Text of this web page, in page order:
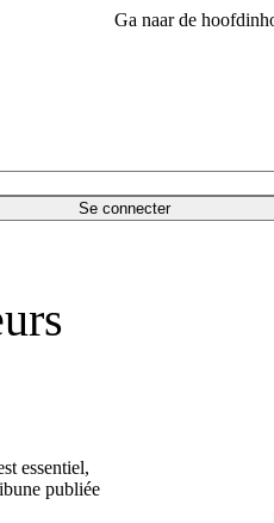
Ga naar de
Se connecter
essentiel,
publiée